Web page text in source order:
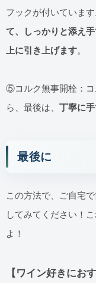
フックが付いています
て、しっかりと添え
上に引き上げます。
⑤コルク無事開栓：コ
ら、最後は、 丁寧に
最後に
この方法で、ご自宅
してみてください！
よ！
【ワイン好きにお